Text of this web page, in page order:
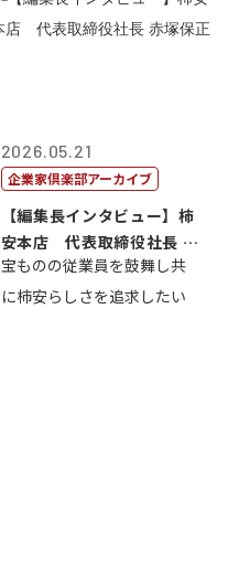
2026.05.21
企業家倶楽部アーカイブ
【編集長インタビュー】柿
安本店 代表取締役社長 赤
塚保正
宝ものの従業員を鼓舞し共
に柿安らしさを追求したい